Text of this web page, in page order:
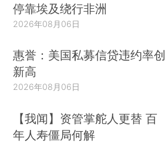
停靠埃及绕行非洲
2026年08月06日
惠誉：美国私募信贷违约率创
新高
2026年08月06日
【我闻】资管掌舵人更替 百
年人寿僵局何解